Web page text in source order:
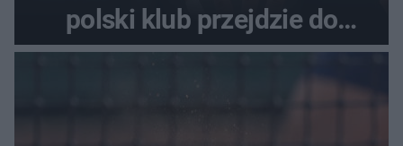
polski klub przejdzie do
historii